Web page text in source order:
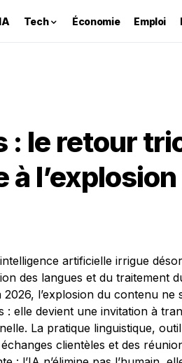
IA Tech Économie Emploi
: le retour
à
artificielle irrigue
des langues et du traitement
2026, l’explosion du contenu
: elle devient une invitation à
La pratique linguistique,
clientèles et des